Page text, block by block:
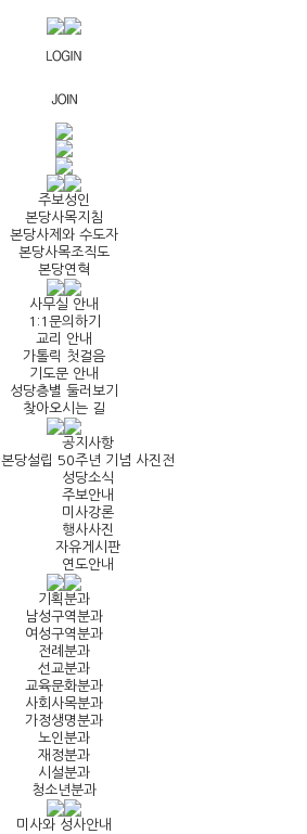
주보성인
본당사목지침
본당사제와 수도자
본당사목조직도
본당연혁
사무실 안내
1:1문의하기
교리 안내
가톨릭 첫걸음
기도문 안내
성당층별 둘러보기
찾아오시는 길
공지사항
본당설립 50주년 기념 사진전
성당소식
주보안내
미사강론
행사사진
자유게시판
연도안내
기획분과
남성구역분과
여성구역분과
전례분과
선교분과
교육문화분과
사회사목분과
가정생명분과
노인분과
재정분과
시설분과
청소년분과
미사와 성사안내